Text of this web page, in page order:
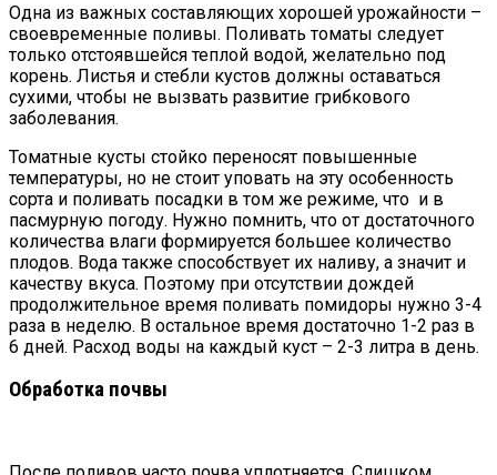
Одна из важных составляющих хорошей урожайности –
своевременные поливы. Поливать томаты следует
только отстоявшейся теплой водой, желательно под
корень. Листья и стебли кустов должны оставаться
сухими, чтобы не вызвать развитие грибкового
заболевания.
Томатные кусты стойко переносят повышенные
температуры, но не стоит уповать на эту особенность
сорта и поливать посадки в том же режиме, что и в
пасмурную погоду. Нужно помнить, что от достаточного
количества влаги формируется большее количество
плодов. Вода также способствует их наливу, а значит и
качеству вкуса. Поэтому при отсутствии дождей
продолжительное время поливать помидоры нужно 3-4
раза в неделю. В остальное время достаточно 1-2 раз в
6 дней. Расход воды на каждый куст – 2-3 литра в день.
Обработка почвы